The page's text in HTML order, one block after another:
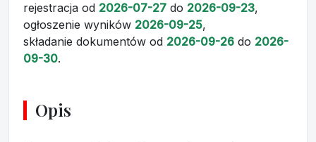
rejestracja od 2026-07-27 do 2026-09-23,
ogłoszenie wyników 2026-09-25,
składanie dokumentów od 2026-09-26 do 2026-
09-30.
Opis